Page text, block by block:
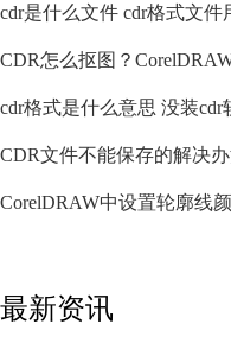
cdr是什么文件 cdr格式文件
CDR怎么抠图？
cdr格式是什么意思 没装cdr
CDR文件不能保存的解决
CorelDRAW中设置轮廓线
最新资讯